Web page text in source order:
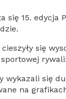
się 15.
się
wykazali się
na